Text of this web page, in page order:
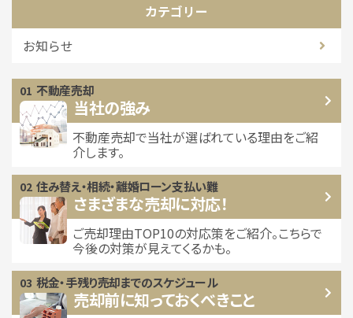
カテゴリー
お知らせ
不動産売却
当社の強み
不動産売却で当社が選ばれている理由をご紹
介します。
住み替え・相続・離婚ローン支払い難
さまざまな売却に対応！
ご売却理由TOP10の対応策をご紹介。こちらで
今後の対策が見えてくるかも。
税金・手残り売却までのスケジュール
売却前に知っておくべきこと